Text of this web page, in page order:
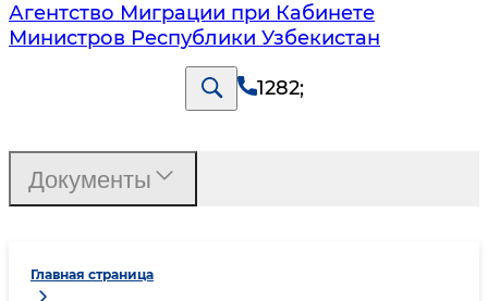
Агентство Миграции при Кабинете
Министров Республики Узбекистан
1282;
Главная страница
Документы